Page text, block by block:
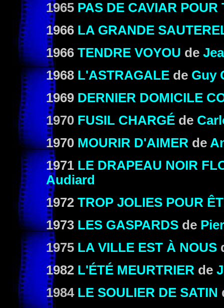
1965 PAS DE CAVIAR POUR
1966 LA GRANDE
1966 TENDRE VOYOU de
1968 L'ASTRAGALE de Guy
1969 DERNIER DOMICILE
1970 FUSIL CHARGÉ de
1970 MOURIR D'AIMER de
1971 LE DRAPEAU NOIR
Audiard
1972 TROP JOLIES POUR
1973 LES GASPARDS de
1975 LA VILLE EST À NOUS
1982 L'ÉTÉ MEURTRIER de
1984 LE SOULIER DE SATIN